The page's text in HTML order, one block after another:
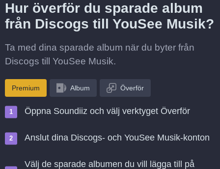
Hur överför du sparade album
från Discogs till YouSee Musik?
Ta med dina sparade album när du byter från
Discogs till YouSee Musik.
Premium Album Överför
Öppna Soundiiz och välj verktyget Överför
Anslut dina Discogs- och YouSee Musik-konton
Välj de sparade albumen du vill lägga till på